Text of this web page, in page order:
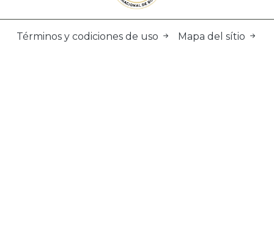
Términos y codiciones de uso Mapa del sítio